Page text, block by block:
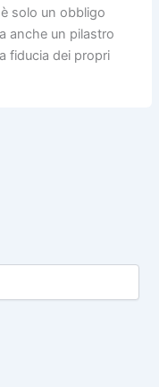
solo un obbligo
anche un pilastro
fiducia dei propri